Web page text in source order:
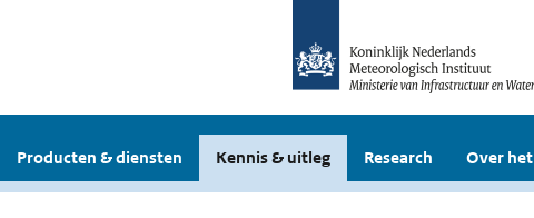
Producten & diensten Kennis & uitleg Research Over